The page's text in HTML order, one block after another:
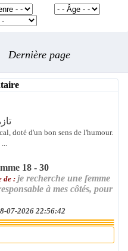
Dernière page
doté d'un bon sens de l'humour.
...
18 - 30
de : je recherche une femme
à mes côtés, pour
07-2026 22:56:42